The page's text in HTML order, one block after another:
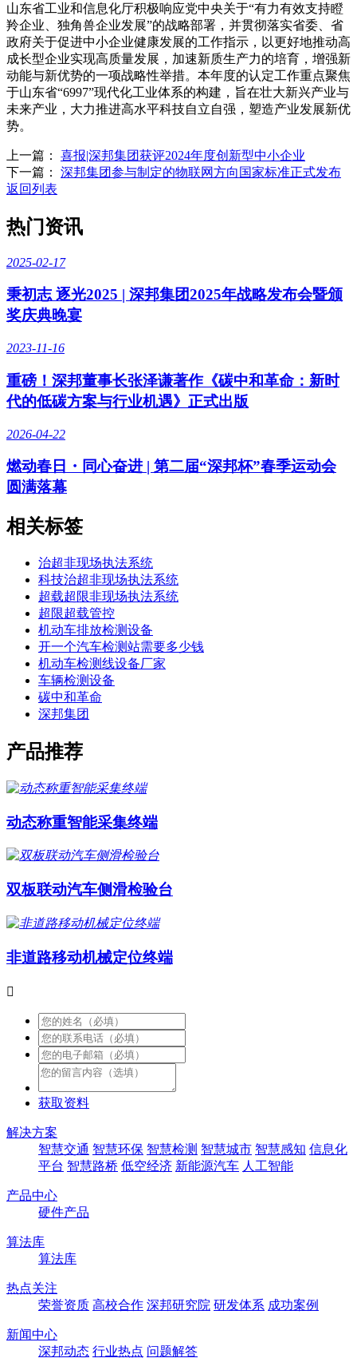
山东省工业和信息化厅积极响应党中央关于“有力有效支持瞪
羚企业、独角兽企业发展”的战略部署，并贯彻落实省委、省
政府关于促进中小企业健康发展的工作指示，以更好地推动高
成长型企业实现高质量发展，加速新质生产力的培育，增强新
动能与新优势的一项战略性举措。本年度的认定工作重点聚焦
于山东省“6997”现代化工业体系的构建，旨在壮大新兴产业与
未来产业，大力推进高水平科技自立自强，塑造产业发展新优
势。
上一篇：
喜报|深邦集团获评2024年度创新型中小企业
下一篇：
深邦集团参与制定的物联网方向国家标准正式发布
返回列表
热门资讯
2025-02-17
秉初志 逐光2025 | 深邦集团2025年战略发布会暨颁
奖庆典晚宴
2023-11-16
重磅！深邦董事长张泽谦著作《碳中和革命：新时
代的低碳方案与行业机遇》正式出版
2026-04-22
燃动春日・同心奋进 | 第二届“深邦杯”春季运动会
圆满落幕
相关标签
治超非现场执法系统
科技治超非现场执法系统
超载超限非现场执法系统
超限超载管控
机动车排放检测设备
开一个汽车检测站需要多少钱
机动车检测线设备厂家
车辆检测设备
碳中和革命
深邦集团
产品推荐
动态称重智能采集终端
双板联动汽车侧滑检验台
非道路移动机械定位终端

获取资料
解决方案
智慧交通 智慧环保 智慧检测 智慧城市 智慧感知 信息化
平台 智慧路桥 低空经济 新能源汽车 人工智能
产品中心
硬件产品
算法库
算法库
热点关注
荣誉资质 高校合作 深邦研究院 研发体系 成功案例
新闻中心
深邦动态 行业热点 问题解答